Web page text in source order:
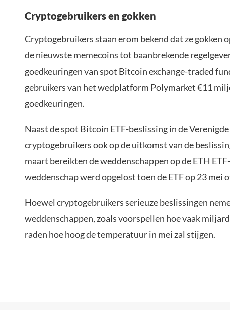
Cryptogebruikers en gokken
Cryptogebruikers staan erom bekend dat ze gokken
de nieuwste memecoins tot baanbrekende
goedkeuringen van spot Bitcoin exchange-traded
gebruikers van het wedplatform Polymarket €11
goedkeuringen.
Naast de spot Bitcoin ETF-beslissing in de
cryptogebruikers ook op de uitkomst van de
maart bereikten de weddenschappen op de ETH
weddenschap werd opgelost toen de ETF op 23 mei
Hoewel cryptogebruikers serieuze beslissingen
weddenschappen, zoals voorspellen hoe vaak
raden hoe hoog de temperatuur in mei zal stijgen.